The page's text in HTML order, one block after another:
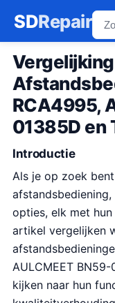
SDRepair
RCA4995,
01385D en
Introductie
Als je op zoek
opties, elk met
artikel vergelijken
AULCMEET BN59-
kijken naar hun